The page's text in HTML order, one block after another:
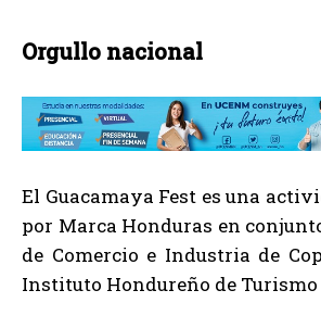
Orgullo nacional
El Guacamaya Fest es una
por Marca Honduras en
de Comercio e Industria de
Instituto Hondureño de Turismo